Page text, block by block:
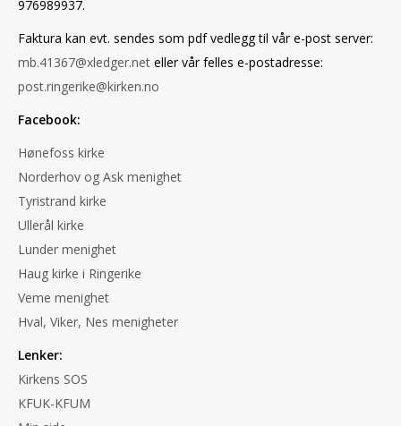
976989937.
Faktura kan evt. sendes som pdf vedlegg til vår e-post server:
mb.41367@xledger.net eller vår felles e-postadresse:
post.ringerike@kirken.no
Facebook:
Hønefoss kirke
Norderhov og Ask menighet
Tyristrand kirke
Ullerål kirke
Lunder menighet
Haug kirke i Ringerike
Veme menighet
Hval, Viker, Nes menigheter
Lenker:
Kirkens SOS
KFUK-KFUM